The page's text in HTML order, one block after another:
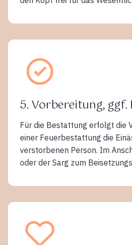
5. Vorbereitung,
Für die Bestattung erfolgt die
einer Feuerbestattung die
verstorbenen Person. Im
oder der Sarg zum